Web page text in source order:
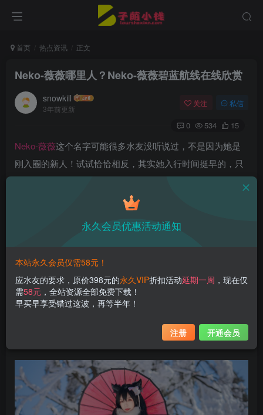
首页 热点资讯 正文
Neko-薇薇哪里人？Neko-薇薇碧蓝航线在线欣赏
snowkill
3年前更新
关注 私信
0 534 15
Neko-薇薇这个名字可能很多水友没听说过，不是因为她是
刚入圈的新人！试试恰恰相反，其实她入行时间挺早的，只
到她。然而，尽管她的作品数量不多，Neko-薇薇的才华却
满了创意，常常能够让粉丝感受到她对于原著角色的独特见
资源获取：
Neko-薇薇全部摄影作品，
前往获取
永久会员优惠活动通知
本站永久会员仅需58元！
应水友的要求，原价398元的永久VIP折扣活动延期一周 ，现在仅
需58元 ，全站资源全部免费下载！
早买早享受错过这波，再等半年！
注册 开通会员